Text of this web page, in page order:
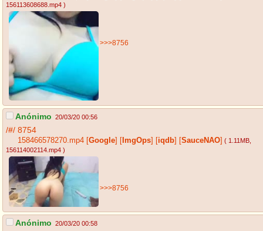
156113608688.mp4 )
>>>8756
Anónimo 20/03/20 00:56
/#/ 8754
158466578270.mp4 [Google] [ ImgOps] [iqdb] [SauceNAO] ( 1.11MB
156114002114.mp4 )
>>>8756
Anónimo 20/03/20 00:58